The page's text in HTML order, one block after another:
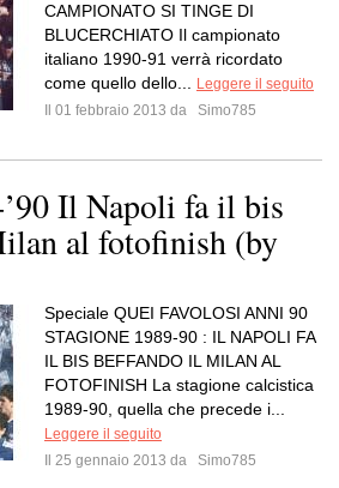
CAMPIONATO SI TINGE DI
BLUCERCHIATO Il campionato
italiano 1990-91 verrà ricordato
come quello dello...
Leggere il seguito
Il 01 febbraio 2013 da
Simo785
’90 Il Napoli fa il bis
al fotofinish (by
Speciale QUEI FAVOLOSI ANNI 90
STAGIONE 1989-90 : IL NAPOLI FA
IL BIS BEFFANDO IL MILAN AL
FOTOFINISH La stagione calcistica
1989-90, quella che precede i...
Leggere il seguito
Il 25 gennaio 2013 da
Simo785